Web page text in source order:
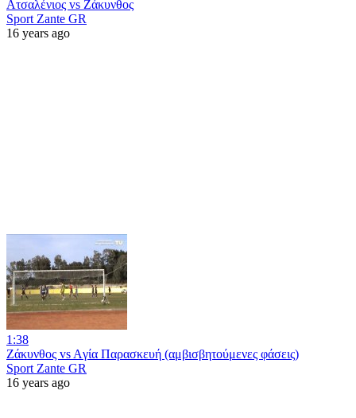
Ατσαλένιος vs Ζάκυνθος
Sport Zante GR
16 years ago
1:38
Zάκυνθος vs Aγία Παρασκευή (αμβισβητούμενες φάσεις)
Sport Zante GR
16 years ago